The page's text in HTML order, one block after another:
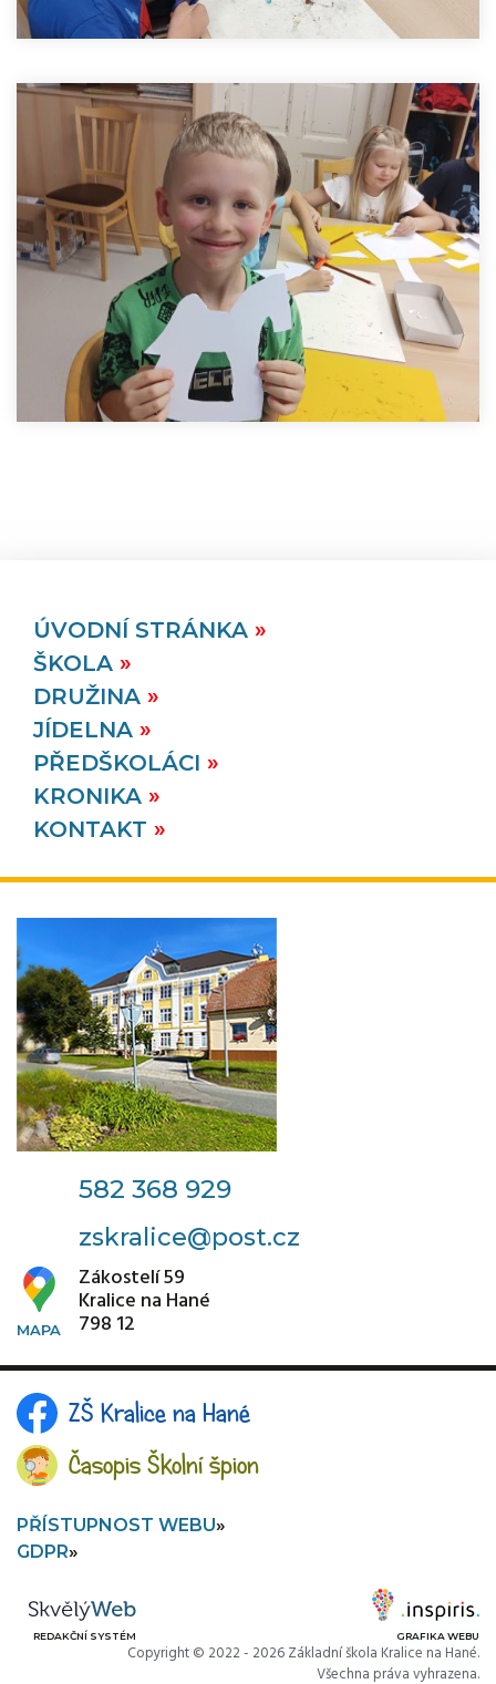
ÚVODNÍ STRÁNKA
ŠKOLA
DRUŽINA
JÍDELNA
PŘEDŠKOLÁCI
KRONIKA
KONTAKT
582 368 929
zskralice@post.cz
Zákostelí 59
Kralice na Hané
798 12
ZŠ Kralice na Hané
Časopis Školní špion
PŘÍSTUPNOST WEBU
GDPR
REDAKČNÍ SYSTÉM GRAFIKA WEBU
Copyright © 2022 - 2026 Základní škola Kralice na Hané.
Všechna práva vyhrazena.